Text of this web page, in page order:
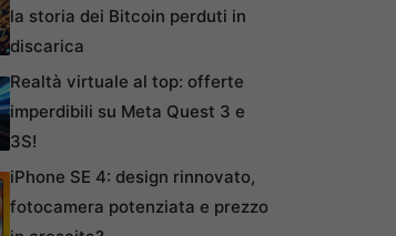
la storia dei Bitcoin perduti in
discarica
Realtà virtuale al top: offerte
imperdibili su Meta Quest 3 e
3S!
iPhone SE 4: design rinnovato,
fotocamera potenziata e prezzo